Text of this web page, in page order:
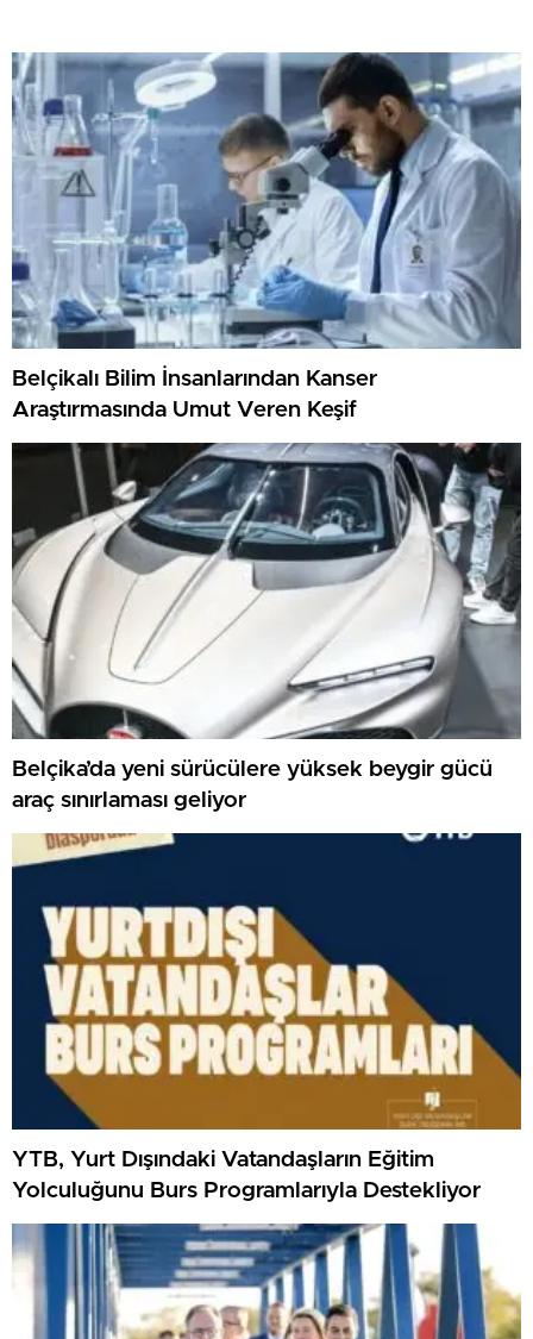
Belçikalı Bilim İnsanlarından Kanser
Araştırmasında Umut Veren Keşif
Belçika’da yeni sürücülere yüksek beygir gücü
araç sınırlaması geliyor
YTB, Yurt Dışındaki Vatandaşların Eğitim
Yolculuğunu Burs Programlarıyla Destekliyor